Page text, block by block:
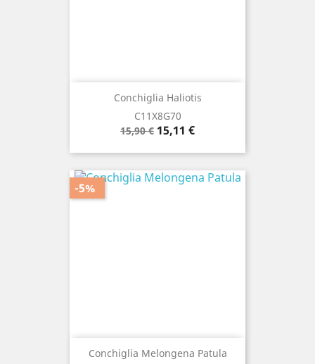
Conchiglia Haliotis
C11X8G70
Prezzo
15,90 € Prezzo
15,11 €
Conchiglia Melongena Patula
-5%